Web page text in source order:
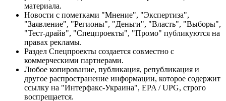
материала.
Новости с пометками "Мнение", "Экспертиза",
"Заявление", "Регионы", "Деньги", "Власть", "Выборы",
"Тест-драйв", "Спецпроекты", "Промо" публикуются на
правах рекламы.
Раздел Спецпроекты создается совместно с
коммерческими партнерами.
Любое копирование, публикация, републикация и
другое распространение информации, которое содержит
ссылку на "Интерфакс-Украина", EPA / UPG, строго
воспрещается.